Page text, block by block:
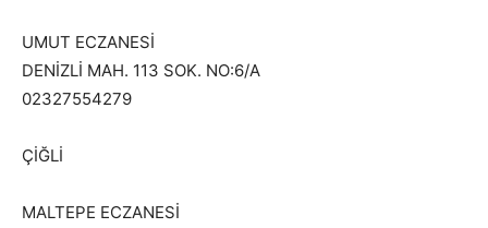
UMUT ECZANESİ
DENİZLİ MAH. 113 SOK. NO:6/A
02327554279
ÇİĞLİ
MALTEPE ECZANESİ